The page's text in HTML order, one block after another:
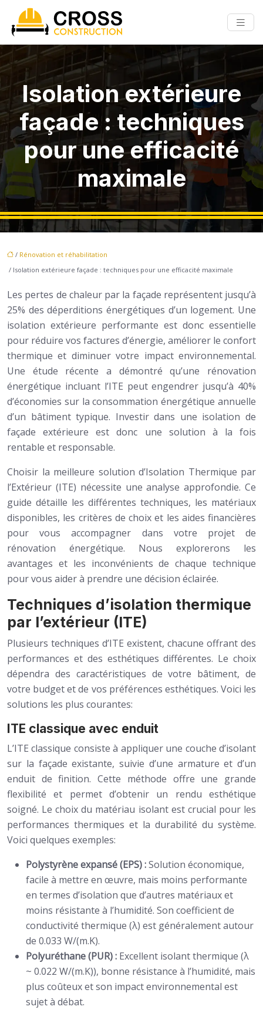
Isolation extérieure
façade : techniques
pour une efficacité
maximale
/ Rénovation et réhabilitation
/ Isolation extérieure façade : techniques pour une efficacité maximale
Les pertes de chaleur par la façade représentent jusqu’à
25% des déperditions énergétiques d’un logement. Une
isolation extérieure performante est donc essentielle
pour réduire vos factures d’énergie, améliorer le confort
thermique et diminuer votre impact environnemental.
Une étude récente a démontré qu’une rénovation
énergétique incluant l’ITE peut engendrer jusqu’à 40%
d’économies sur la consommation énergétique annuelle
d’un bâtiment typique. Investir dans une isolation de
façade extérieure est donc une solution à la fois
rentable et responsable.
Choisir la meilleure solution d’Isolation Thermique par
l’Extérieur (ITE) nécessite une analyse approfondie. Ce
guide détaille les différentes techniques, les matériaux
disponibles, les critères de choix et les aides financières
pour vous accompagner dans votre projet de
rénovation énergétique. Nous explorerons les
avantages et les inconvénients de chaque technique
pour vous aider à prendre une décision éclairée.
Techniques d’isolation thermique
par l’extérieur (ITE)
Plusieurs techniques d’ITE existent, chacune offrant des
performances et des esthétiques différentes. Le choix
dépendra des caractéristiques de votre bâtiment, de
votre budget et de vos préférences esthétiques. Voici les
solutions les plus courantes:
ITE classique avec enduit
L’ITE classique consiste à appliquer une couche d’isolant
sur la façade existante, suivie d’une armature et d’un
enduit de finition. Cette méthode offre une grande
flexibilité et permet d’obtenir un rendu esthétique
soigné. Le choix du matériau isolant est crucial pour les
performances thermiques et la durabilité du système.
Voici quelques exemples:
Polystyrène expansé (EPS) :Solution économique,
facile à mettre en œuvre, mais moins performante
en termes d’isolation que d’autres matériaux et
moins résistante à l’humidité. Son coefficient de
conductivité thermique (λ) est généralement autour
de 0.033 W/(m.K).
Polyuréthane (PUR) : Excellent isolant thermique (λ
~ 0.022 W/(m.K)), bonne résistance à l’humidité, mais
plus coûteux et son impact environnemental est
sujet à débat.